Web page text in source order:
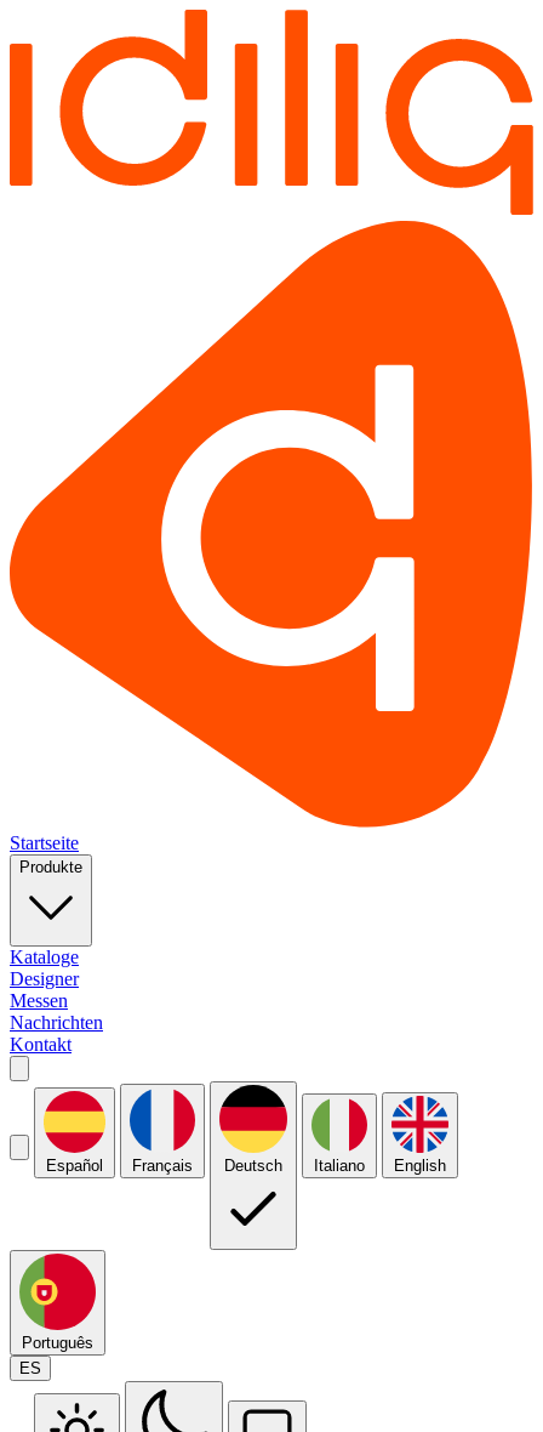
Startseite
Produkte
Kataloge
Designer
Messen
Nachrichten
Kontakt
Español Français Deutsch Italiano English
Português
ES